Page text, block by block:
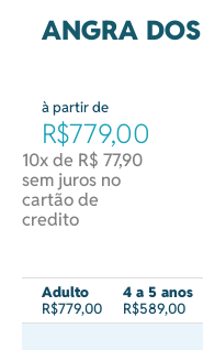
ANGRA
à partir de
R$779,00
10x de R$ 77,90
sem juros no
cartão de
credito
Adulto
R$779,00
4 a 5 anos
R$589,00